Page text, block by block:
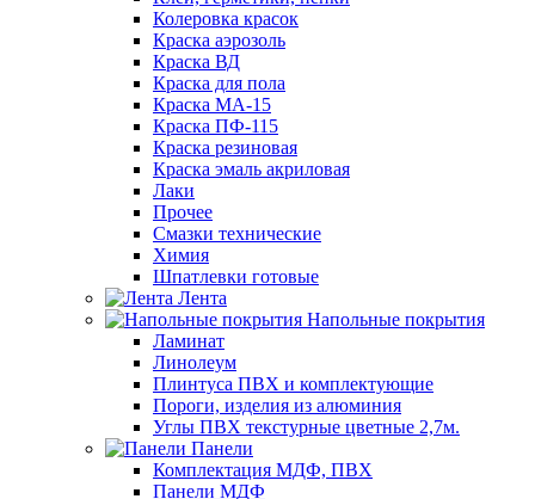
Колеровка красок
Краска аэрозоль
Краска ВД
Краска для пола
Краска МА-15
Краска ПФ-115
Краска резиновая
Краска эмаль акриловая
Лаки
Прочее
Смазки технические
Химия
Шпатлевки готовые
Лента
Напольные покрытия
Ламинат
Линолеум
Плинтуса ПВХ и комплектующие
Пороги, изделия из алюминия
Углы ПВХ текстурные цветные 2,7м.
Панели
Комплектация МДФ, ПВХ
Панели МДФ